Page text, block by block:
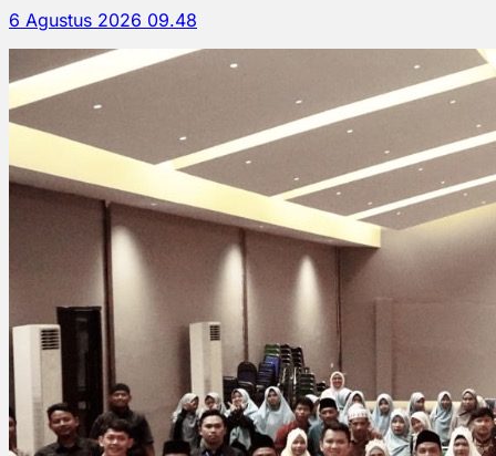
6 Agustus 2026 09.48